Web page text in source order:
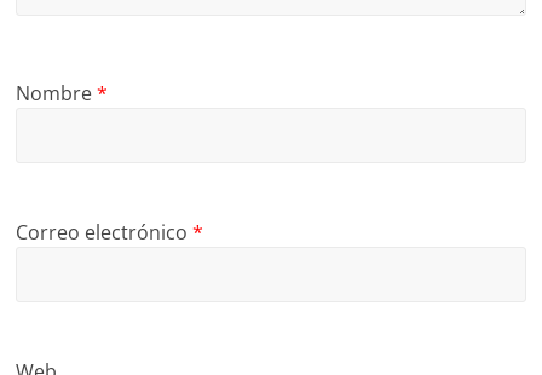
Nombre*
Correo electrónico*